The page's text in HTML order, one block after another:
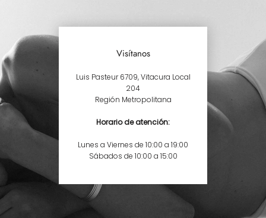
Visítanos
Luis Pasteur 6709, Vitacura Local
204
Región Metropolitana
Horario de atención:
Lunes a Viernes de 10:00 a 19:00
Sábados de 10:00 a 15:00